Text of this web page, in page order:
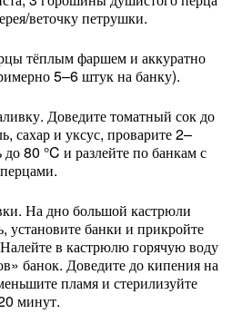
веточкупетрушки.
тёплымфаршеми аккуратно
5–6штукнабанку).
Доведитетоматный сокдо
сахари уксус, проварите2–
до80 °C и разлейтепобанкамс
перцами.
Наднобольшой кастрюли
установитебанки и прикройте
Налейтев кастрюлюгорячуюводу
банок. Доведитедокипенияна
пламяи стерилизуйте
минут.